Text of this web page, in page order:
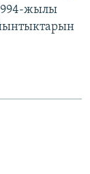
жылы